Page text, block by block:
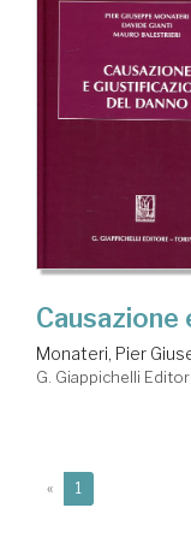
Monateri, Pier
G. Giappichelli
« 1